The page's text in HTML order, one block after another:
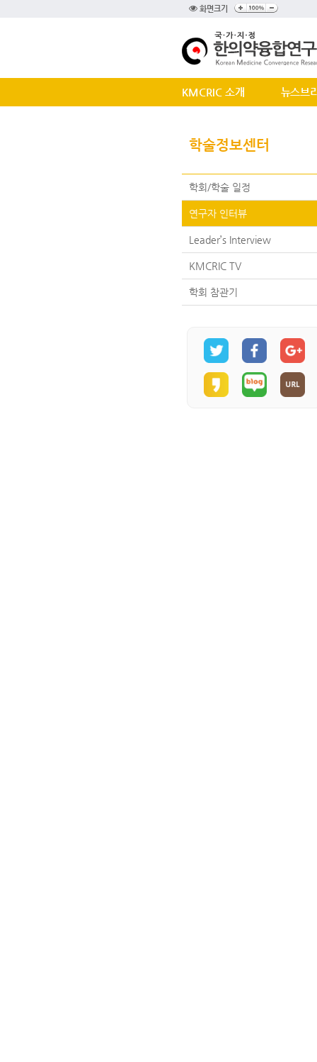
화면크기
KMCRIC 소개 뉴스브
학술정보센터
학회/학술 일정
연구자 인터뷰
Leader’s Interview
KMCRIC TV
학회 참관기